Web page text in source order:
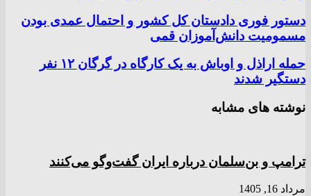
دستور فوری دادستان کل کشور و احتمال عمدی‌ بودن
مسمومیت دانش‌آموزان قمی
حمله اراذل و اوباش به یک کارگاه در گرگان ۱۲ نفر
دستگیر شدند
نوشته های مشابه
ترامپ و بن‌سلمان درباره ایران گفت‌و‌گو می‌کنند
مرداد 16, 1405